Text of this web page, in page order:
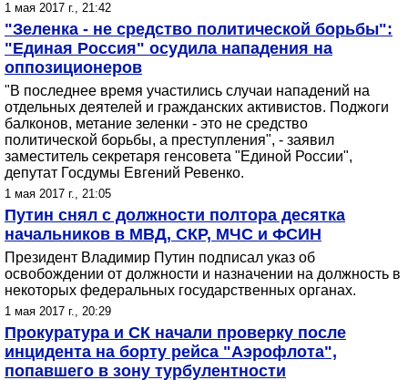
1 мая 2017 г., 21:42
"Зеленка - не средство политической борьбы":
"Единая Россия" осудила нападения на
оппозиционеров
"В последнее время участились случаи нападений на
отдельных деятелей и гражданских активистов. Поджоги
балконов, метание зеленки - это не средство
политической борьбы, а преступления", - заявил
заместитель секретаря генсовета "Единой России",
депутат Госдумы Евгений Ревенко.
1 мая 2017 г., 21:05
Путин снял с должности полтора десятка
начальников в МВД, СКР, МЧС и ФСИН
Президент Владимир Путин подписал указ об
освобождении от должности и назначении на должность в
некоторых федеральных государственных органах.
1 мая 2017 г., 20:29
Прокуратура и СК начали проверку после
инцидента на борту рейса "Аэрофлота",
попавшего в зону турбулентности